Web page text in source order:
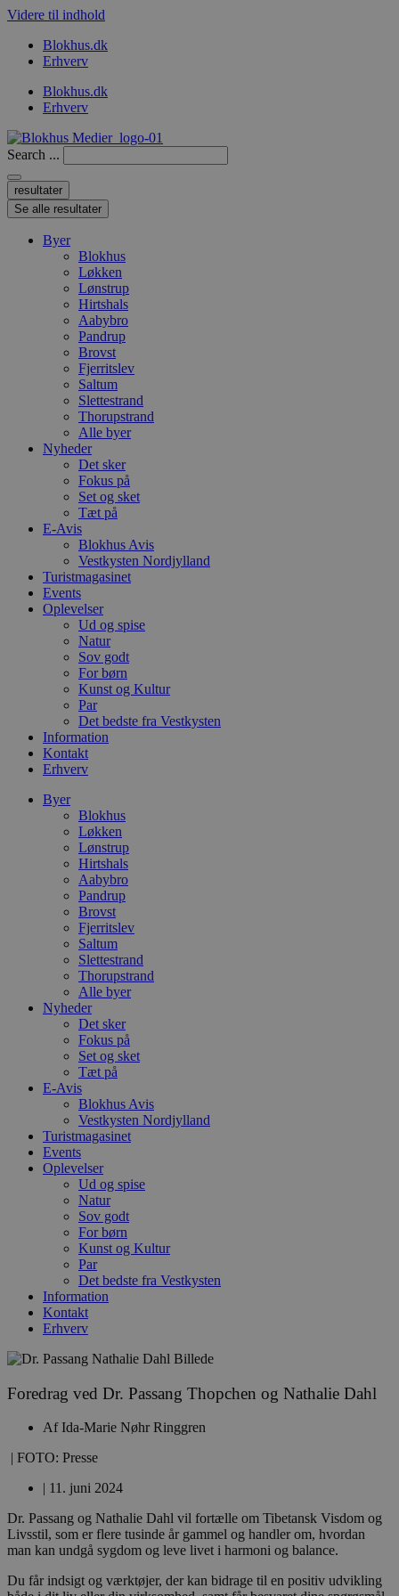
Videre til indhold
Blokhus.dk
Erhverv
Blokhus.dk
Erhverv
Search ...
resultater
Se alle resultater
Byer
Blokhus
Løkken
Lønstrup
Hirtshals
Aabybro
Pandrup
Brovst
Fjerritslev
Saltum
Slettestrand
Thorupstrand
Alle byer
Nyheder
Det sker
Fokus på
Set og sket
Tæt på
E-Avis
Blokhus Avis
Vestkysten Nordjylland
Turistmagasinet
Events
Oplevelser
Ud og spise
Natur
Sov godt
For børn
Kunst og Kultur
Par
Det bedste fra Vestkysten
Information
Kontakt
Erhverv
Byer
Blokhus
Løkken
Lønstrup
Hirtshals
Aabybro
Pandrup
Brovst
Fjerritslev
Saltum
Slettestrand
Thorupstrand
Alle byer
Nyheder
Det sker
Fokus på
Set og sket
Tæt på
E-Avis
Blokhus Avis
Vestkysten Nordjylland
Turistmagasinet
Events
Oplevelser
Ud og spise
Natur
Sov godt
For børn
Kunst og Kultur
Par
Det bedste fra Vestkysten
Information
Kontakt
Erhverv
Foredrag ved Dr. Passang Thopchen og Nathalie Dahl
AfIda-Marie Nøhr Ringgren
| FOTO: Presse
| 11. juni 2024
Dr. Passang og Nathalie Dahl vil fortælle om Tibetansk Visdom og
Livsstil, som er flere tusinde år gammel og handler om, hvordan
man kan undgå sygdom og leve livet i harmoni og balance.
Du får indsigt og værktøjer, der kan bidrage til en positiv udvikling